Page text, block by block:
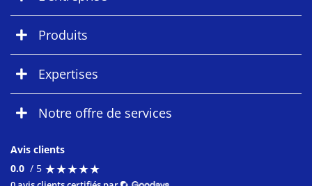
Produits
Expertises
Notre offre de services
Avis clients
0.0 / 5 ★★★★★
★★★★★